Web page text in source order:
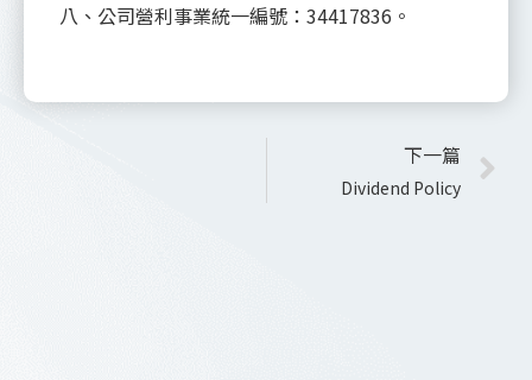
八、公司營利事業統一編號：34417836。
下一篇
Dividend Policy